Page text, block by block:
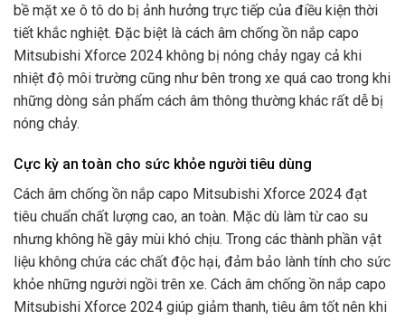
bề mặt xe ô tô do bị ảnh hưởng trực tiếp của điều kiện thời
tiết khắc nghiệt. Đặc biệt là cách âm chống ồn nắp capo
Mitsubishi Xforce 2024 không bị nóng chảy ngay cả khi
nhiệt độ môi trường cũng như bên trong xe quá cao trong khi
những dòng sản phẩm cách âm thông thường khác rất dễ bị
nóng chảy.
Cực kỳ an toàn cho sức khỏe người tiêu dùng
Cách âm chống ồn nắp capo Mitsubishi Xforce 2024 đạt
tiêu chuẩn chất lượng cao, an toàn. Mặc dù làm từ cao su
nhưng không hề gây mùi khó chịu. Trong các thành phần vật
liệu không chứa các chất độc hại, đảm bảo lành tính cho sức
khỏe những người ngồi trên xe. Cách âm chống ồn nắp capo
Mitsubishi Xforce 2024 giúp giảm thanh, tiêu âm tốt nên khi